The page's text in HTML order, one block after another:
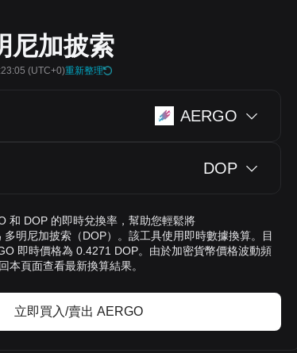
尼加披索
(UTC+0)重新整理
AERGO
DOP
和 DOP 的即時兌換率，幫助您輕鬆將
明尼加披索（DOP）。該工具使用即時數據換算。目
即時價格為 0.4271 DOP。由於加密貨幣價格波動頻
本頁面查看最新換算結果。
立即買入/賣出 AERGO